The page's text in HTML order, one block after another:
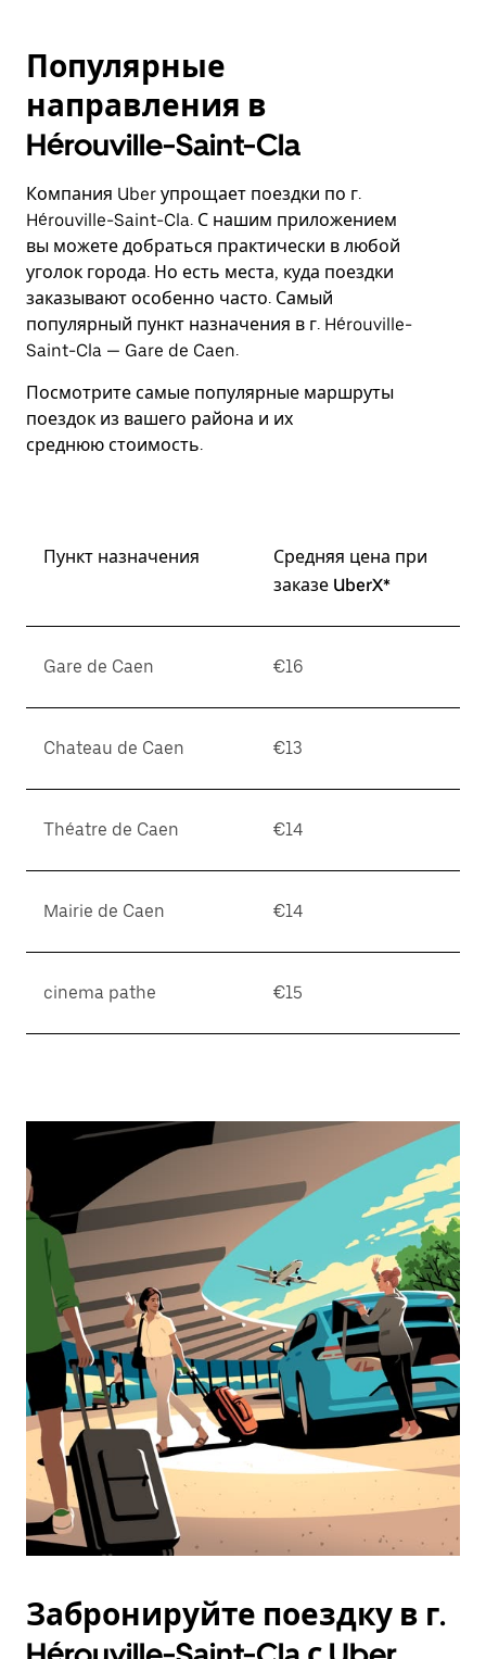
календарю
и
выбрать
дату.
Чтобы
закрыть
нажмите
Esc.
Популярные
направления в
Hérouville-Saint-Cla
Компания Uber упрощает поездки по г.
Hérouville-Saint-Cla. С нашим приложением
вы можете добраться практически в любой
уголок города. Но есть места, куда поездки
заказывают особенно часто. Самый
популярный пункт назначения в г. Hérouville-
Saint-Cla — Gare de Caen.
Посмотрите самые популярные маршруты
поездок из вашего района и их
среднюю стоимость.
Пункт назначения
Средняя цена при
заказе UberX*
Gare de Caen €16
Chateau de Caen €13
Théatre de Caen €14
Mairie de Caen €14
cinema pathe €15
Забронируйте поездку в г.